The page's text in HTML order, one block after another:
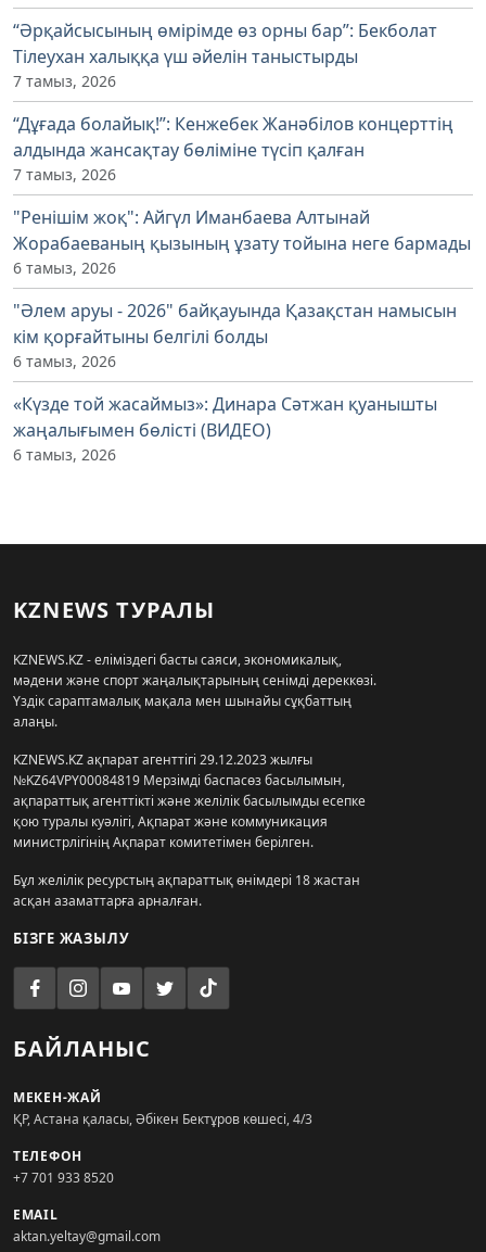
“Әрқайсысының өмірімде өз орны бар”: Бекболат
Тілеухан халыққа үш әйелін таныстырды
7 тамыз, 2026
“Дұғада болайық!”: Кенжебек Жанәбілов концерттің
алдында жансақтау бөліміне түсіп қалған
7 тамыз, 2026
"Ренішім жоқ": Айгүл Иманбаева Алтынай
Жорабаеваның қызының ұзату тойына неге бармады
6 тамыз, 2026
"Әлем аруы - 2026" байқауында Қазақстан намысын
кім қорғайтыны белгілі болды
6 тамыз, 2026
«Күзде той жасаймыз»: Динара Сәтжан қуанышты
жаңалығымен бөлісті (ВИДЕО)
6 тамыз, 2026
KZNEWS ТУРАЛЫ
KZNEWS.KZ - еліміздегі басты саяси, экономикалық,
мәдени және спорт жаңалықтарының сенімді дереккөзі.
Үздік сараптамалық мақала мен шынайы сұқбаттың
алаңы.
KZNEWS.KZ ақпарат агенттігі 29.12.2023 жылғы
№KZ64VPY00084819 Мерзімді баспасөз басылымын,
ақпараттық агенттікті және желілік басылымды есепке
қою туралы куәлігі, Ақпарат және коммуникация
министрлігінің Ақпарат комитетімен берілген.
Бұл желілік ресурстың ақпараттық өнімдері 18 жастан
асқан азаматтарға арналған.
БІЗГЕ ЖАЗЫЛУ
БАЙЛАНЫС
МЕКЕН-ЖАЙ
ҚР, Астана қаласы, Әбікен Бектұров көшесі, 4/3
ТЕЛЕФОН
+7 701 933 8520
EMAIL
aktan.yeltay@gmail.com